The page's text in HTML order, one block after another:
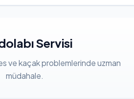
Servisi
ve kaçak problemlerinde uzman
müdahale.